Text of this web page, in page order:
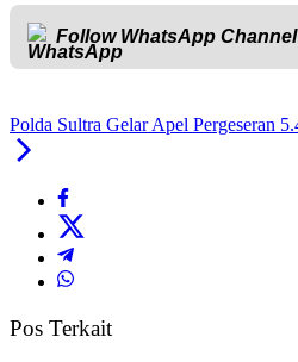
Follow WhatsApp Channel
Polda Sultra Gelar Apel Pergeseran
Pos Terkait